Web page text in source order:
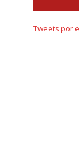
Tweets por